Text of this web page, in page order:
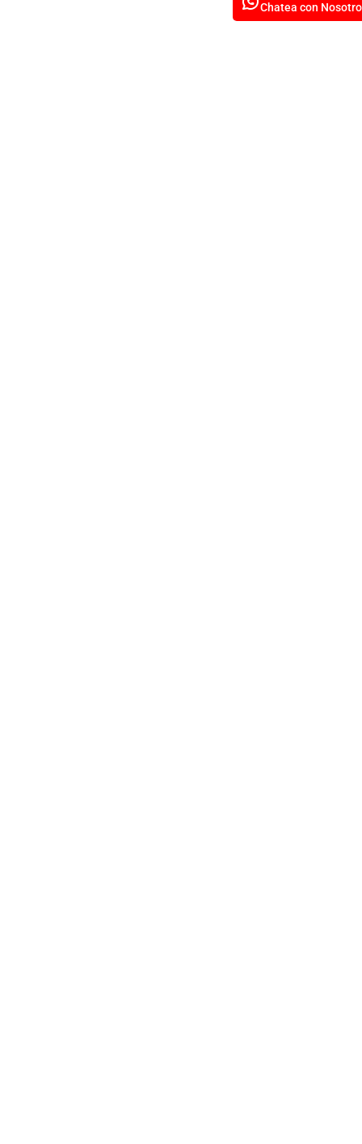
Chatea con